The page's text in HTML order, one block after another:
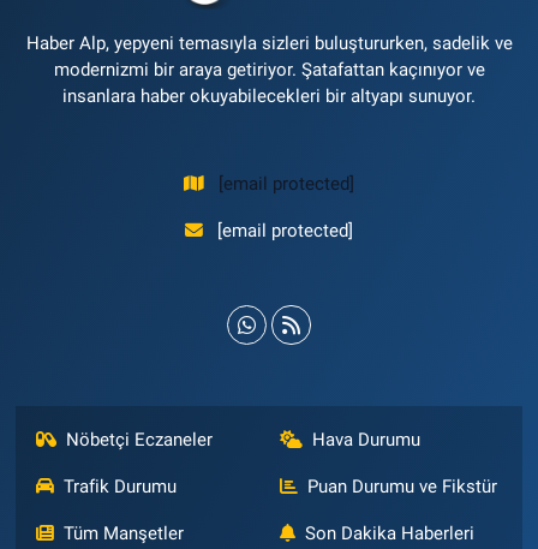
Haber Alp, yepyeni temasıyla sizleri buluştururken, sadelik ve
modernizmi bir araya getiriyor. Şatafattan kaçınıyor ve
insanlara haber okuyabilecekleri bir altyapı sunuyor.
[email protected]
[email protected]
Nöbetçi Eczaneler Hava Durumu
Trafik Durumu Puan Durumu ve Fikstür
Tüm Manşetler Son Dakika Haberleri